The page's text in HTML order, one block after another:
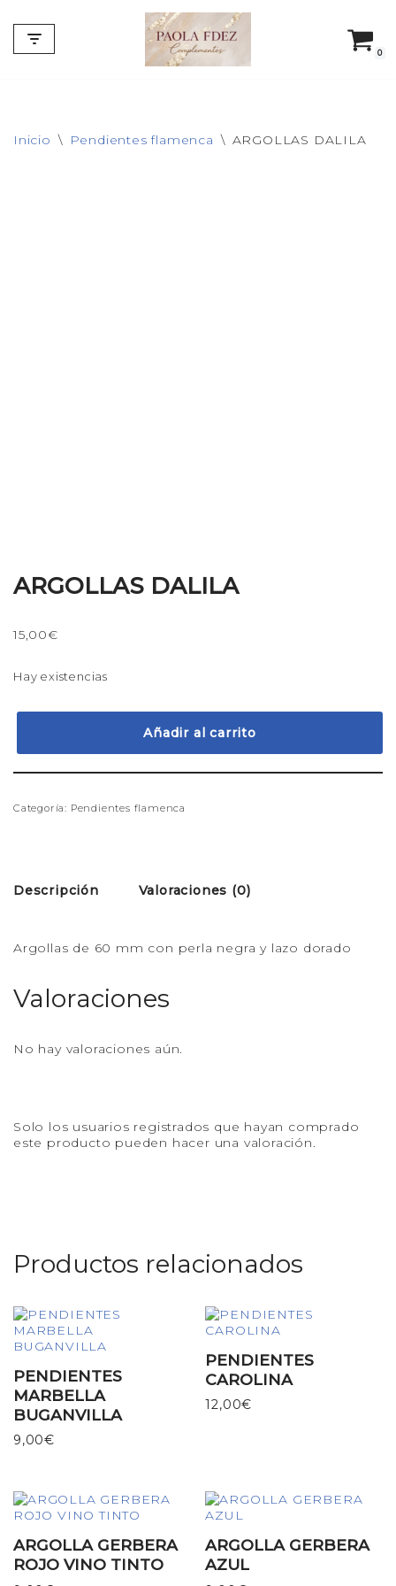
Saltar
0
Inicio \ Pendientes flamenca \ ARGOLLAS DALILA
ARGOLLAS DALILA
15,00€
Hay existencias
Añadir al carrito
Categoría: Pendientes flamenca
Descripción Valoraciones (0)
Argollas de 60 mm con perla negra y lazo dorado
Valoraciones
No hay valoraciones aún.
Solo los usuarios registrados que hayan comprado
este producto pueden hacer una valoración.
Productos relacionados
PENDIENTES
MARBELLA
BUGANVILLA
9,00€
PENDIENTES
CAROLINA
12,00€
ARGOLLA GERBERA
ROJO VINO TINTO
ARGOLLA GERBERA
AZUL